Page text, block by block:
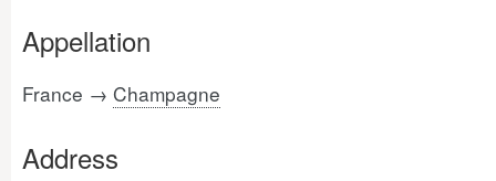
Appellation
France → Champagne
Address